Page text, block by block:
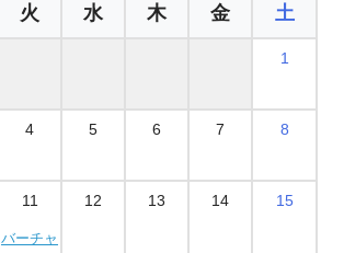
火 水 木 金 土
1
4 5 6 7 8
11
バーチャ
12 13 14 15